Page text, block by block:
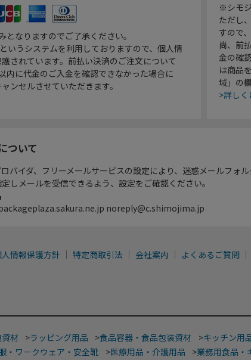
となりますのでご了承ください。
いうシステムを利用しておりますので、個人情
されています。前払い決済のご注文について
内に代金のご入金を確認できなかった場合に
ンセルさせていただきます。
※シモ
ただし
すので
尚、前
金の確
は商品
域」の
>詳し
ついて
バイダ、フリーメールサービスの設定により、迷惑メールフォ
しメールを受信できるよう、設定をご確認ください。
noreply@c.shimojima.jp
情報保護方針 特定商取引法 会社案内 よくあるご質問
材 >ラッピング用品 >食品容器・食品包装資材 >キッチン用
・ワークウェア・安全靴 >医療用品・介護用品 >業務用食品・